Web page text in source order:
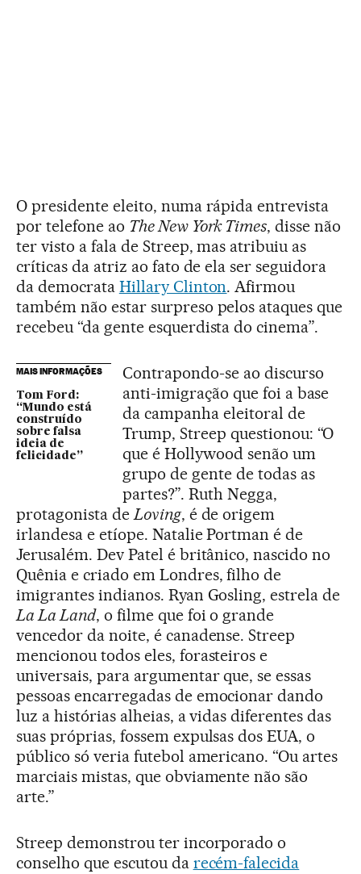
O presidente eleito, numa rápida entrevista
por telefone ao The New York Times, disse não
ter visto a fala de Streep, mas atribuiu as
críticas da atriz ao fato de ela ser seguidora
da democrata Hillary Clinton. Afirmou
também não estar surpreso pelos ataques que
recebeu “da gente esquerdista do cinema”.
MAIS INFORMAÇÕES
Tom Ford:
“Mundo está
construído
sobre falsa
ideia de
felicidade”
Contrapondo-se ao discurso
anti-imigração que foi a base
da campanha eleitoral de
Trump, Streep questionou: “O
que é Hollywood senão um
grupo de gente de todas as
partes?”. Ruth Negga,
protagonista deLoving, é de origem
irlandesa e etíope. Natalie Portman é de
Jerusalém. Dev Patel é britânico, nascido no
Quênia e criado em Londres, filho de
imigrantes indianos. Ryan Gosling, estrela de
La La Land, o filme que foi o grande
vencedor da noite, é canadense. Streep
mencionou todos eles, forasteiros e
universais, para argumentar que, se essas
pessoas encarregadas de emocionar dando
luz a histórias alheias, a vidas diferentes das
suas próprias, fossem expulsas dos EUA, o
público só veria futebol americano. “Ou artes
marciais mistas, que obviamente não são
arte.”
Streep demonstrou ter incorporado o
conselho que escutou da recém-falecida